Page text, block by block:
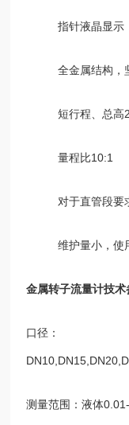
指针液晶显示
全金属结构，
短行程、总高
量程比10:1
对于直管段要
维护量小，使
金属转子流量计技术
口径：
测量范围：液体